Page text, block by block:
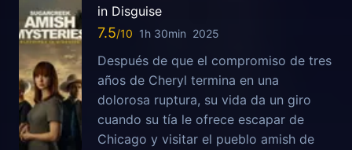
in Disguise
7.5 1h 30min 2025
Después de que el compromiso de tres
años de Cheryl termina en una
dolorosa ruptura, su vida da un giro
cuando su tía le ofrece escapar de
Chicago y visitar el pueblo amish de